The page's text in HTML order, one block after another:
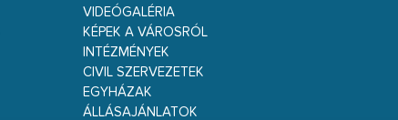
VIDEÓGALÉRIA
KÉPEK A VÁROSRÓL
INTÉZMÉNYEK
CIVIL SZERVEZETEK
EGYHÁZAK
ÁLLÁSAJÁNLATOK